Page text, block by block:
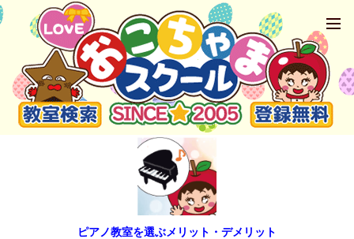
ピアノ教室を選ぶメリット・デメリット